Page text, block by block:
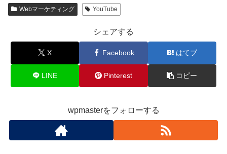
Webマーケティング YouTube
シェアする
X Facebook はてブ
LINE Pinterest コピー
wpmasterをフォローする